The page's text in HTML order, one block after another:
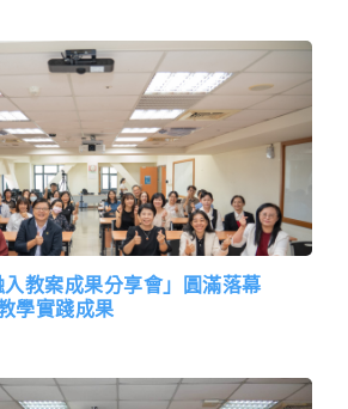
入教案成果分享會」圓滿落幕
學實踐成果